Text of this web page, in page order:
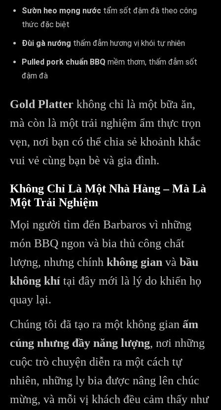
Sườn heo mọng nước tẩm sốt đậm đà theo công
thức đặc biệt
Đùi gà nướng thấm đẫm hương vị khói tự nhiên
Pulled pork chuẩn BBQ mềm thơm, thấm đẫm sốt
đậm đà
Gold Platter không chỉ là một bữa ăn,
mà còn là một trải nghiệm ẩm thực trọn
vẹn, nơi bạn có thể chia sẻ khoảnh khắc
vui vẻ cùng bạn bè và gia đình.
Không Chỉ Là Một Nhà Hàng – Mà Là
Một Trải Nghiệm
Mọi người tìm đến Barbaros vì những
món BBQ ngon và bia thủ công chất
lượng, nhưng chính không gian và bầu
không khí tại đây mới là lý do khiến họ
quay lại.
Chúng tôi đã tạo ra một không gian ấm
cúng nhưng đầy năng lượng, nơi những
cuộc trò chuyện diễn ra một cách tự
nhiên, những ly bia được nâng lên chúc
mừng, và mỗi vị khách đều cảm thấy như